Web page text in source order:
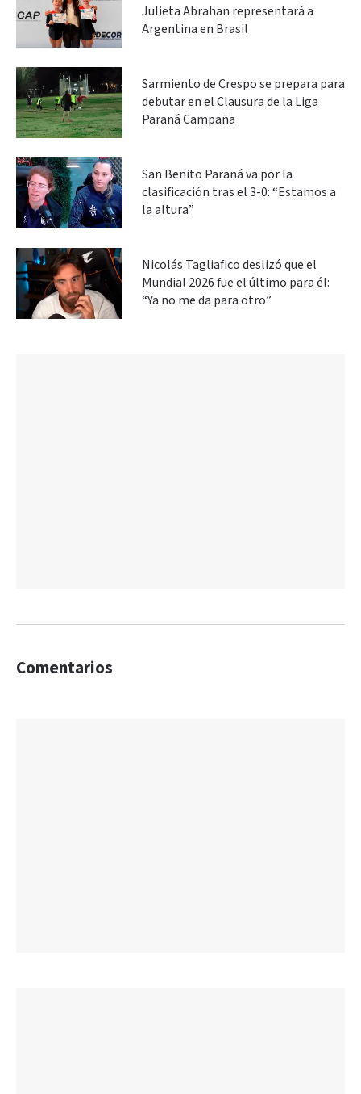
Julieta Abrahan representará a
Argentina en Brasil
Sarmiento de Crespo se prepara para
debutar en el Clausura de la Liga
Paraná Campaña
San Benito Paraná va por la
clasificación tras el 3-0: “Estamos a
la altura”
Nicolás Tagliafico deslizó que el
Mundial 2026 fue el último para él:
“Ya no me da para otro”
Comentarios